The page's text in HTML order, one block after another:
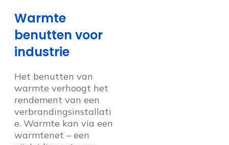
Warmte
benutten voor
industrie
Het benutten van
warmte verhoogt het
rendement van een
verbrandingsinstallati
e. Warmte kan via een
warmtenet – een